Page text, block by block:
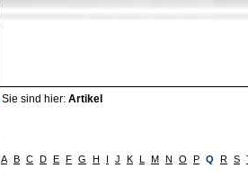
Sie sind hier: Artikel
A B C D E F G H I J K L M N O P Q R S